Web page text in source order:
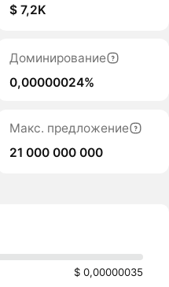
$ 7,2K
Доминирование
0,00000024%
Макс. предложение
21 000 000 000
$ 0,00000035